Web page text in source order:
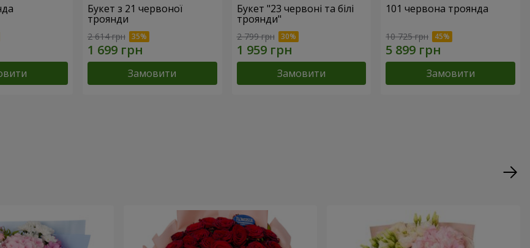
Букет з 21 червоної
троянди
2 614 грн
Замовити
Букет "23 червоні та білі
троянди"
2 799 грн
Замовити
101 червона троянда
10 725 грн
Замовити